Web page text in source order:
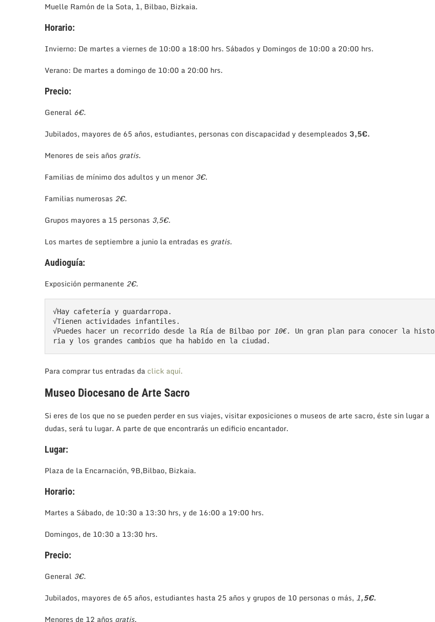
Muelle Ramón de la Sota, 1, Bilbao, Bizkaia.
Horario:
Invierno: De martes a viernes de 10:00 a 18:00 hrs. Sábados y Domingos de 10:00 a 20:00 hrs.
Verano: De martes a domingo de 10:00 a 20:00 hrs.
Precio:
General 6€.
Jubilados, mayores de 65 años, estudiantes, personas con discapacidad y desempleados 3,5€.
Menores de seis años gratis.
Familias de mínimo dos adultos y un menor 3€.
Familias numerosas 2€.
Grupos mayores a 15 personas 3,5€.
Los martes de septiembre a junio la entradas es gratis.
Audioguía:
Exposición permanente 2€.
√Hay cafetería y guardarropa.
√Tienen actividades infantiles.
√Puedes hacer un recorrido desde la Ría de Bilbao por
10€. Un gran plan para conocer la histo
ria y los grandes cambios que ha habido en la ciudad.
Para comprar tus entradas da click aquí.
Museo Diocesano de Arte Sacro
Si eres de los que no se pueden perder en sus viajes, visitar exposiciones o museos de arte sacro, éste sin lugar a
dudas, será tu lugar. A parte de que encontrarás un edificio encantador.
Lugar:
Plaza de la Encarnación, 9B,Bilbao, Bizkaia.
Horario:
Martes a Sábado, de 10:30 a 13:30 hrs, y de 16:00 a 19:00 hrs.
Domingos, de 10:30 a 13:30 hrs.
Precio:
General 3€.
Jubilados, mayores de 65 años, estudiantes hasta 25 años y grupos de 10 personas o más, 1,5€.
Menores de 12 años gratis.